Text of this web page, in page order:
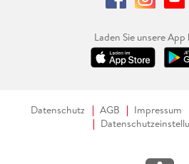
Laden Sie unsere
Datenschutz AGB Impressum